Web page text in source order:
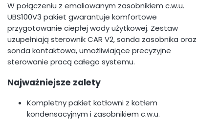
W połączeniu z emaliowanym zasobnikiem c.w.u.
UBS100V3 pakiet gwarantuje komfortowe
przygotowanie ciepłej wody użytkowej. Zestaw
uzupełniają sterownik CAR V2, sonda zasobnika oraz
sonda kontaktowa, umożliwiające precyzyjne
sterowanie pracą całego systemu.
Najważniejsze zalety
Kompletny pakiet kotłowni z kotłem
kondensacyjnym i zasobnikiem c.w.u.